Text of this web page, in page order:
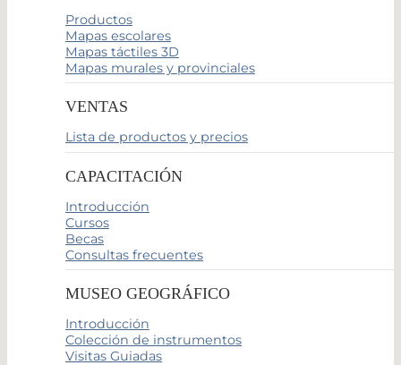
Productos
Mapas escolares
Mapas táctiles 3D
Mapas murales y provinciales
VENTAS
Lista de productos y precios
CAPACITACIÓN
Introducción
Cursos
Becas
Consultas frecuentes
MUSEO GEOGRÁFICO
Introducción
Colección de instrumentos
Visitas Guiadas